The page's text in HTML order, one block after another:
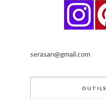
serasan@gmail.com
OUTILS